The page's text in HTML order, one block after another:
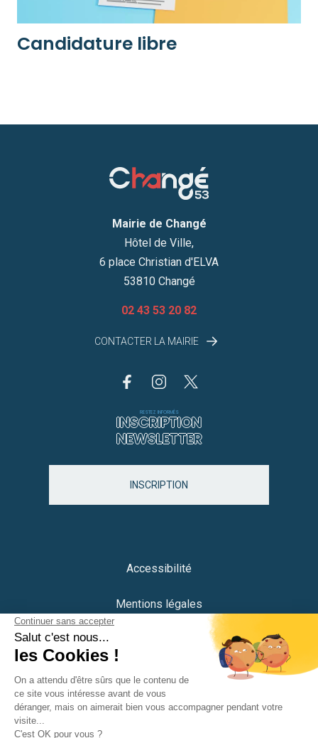
Candidature libre
Mairie de Changé
Hôtel de Ville,
6 place Christian d'ELVA
53810 Changé
02 43 53 20 82
CONTACTER LA MAIRIE
RESTEZ INFORMÉS
INSCRIPTION
NEWSLETTER
INSCRIPTION
Accessibilité
Mentions légales
Protection des données
Plan du site
Crédits